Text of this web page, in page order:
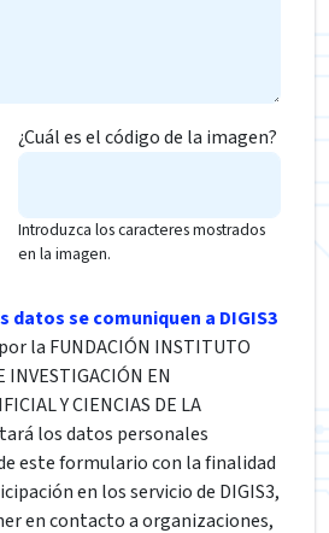
¿Cuál es el código de la imagen?
Introduzca los caracteres mostrados
en la imagen.
datos se comuniquen a DIGIS3
la FUNDACIÓN INSTITUTO
INVESTIGACIÓN EN
Y CIENCIAS DE LA
los datos personales
este formulario con la finalidad
en los servicio de DIGIS3,
en contacto a organizaciones,